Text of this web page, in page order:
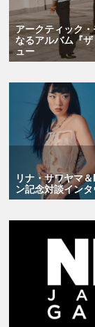
アークティック
なるアルバム『
ュー
リナ・サワヤマ
ン記念対談イン